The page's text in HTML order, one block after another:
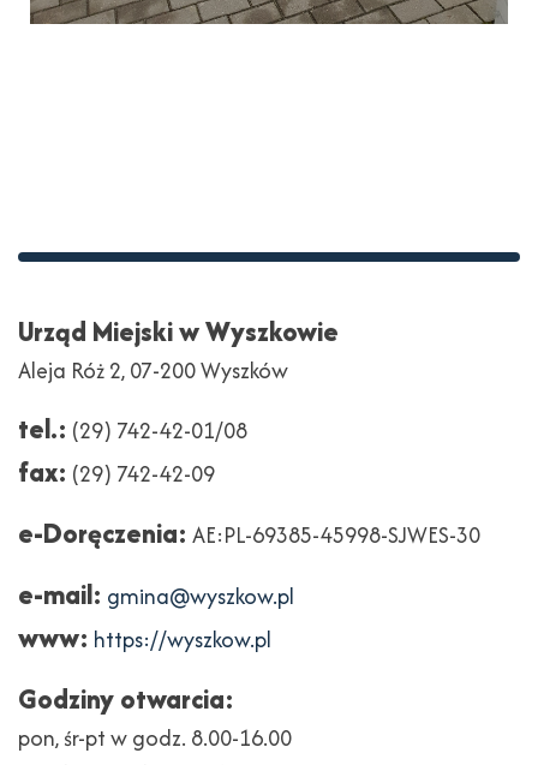
Stopka
Adres
Urząd Miejski w Wyszkowie
Aleja Róż 2, 07-200 Wyszków
tel.: (29) 742-42-01/08
fax: (29) 742-42-09
e-Doręczenia: AE:PL-69385-45998-SJWES-30
e-mail: gmina@wyszkow.pl
www: https://wyszkow.pl
Godziny otwarcia:
pon, śr-pt w godz. 8.00-16.00